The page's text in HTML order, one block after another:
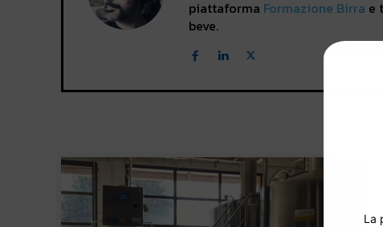
piattaforma Formazione Birra e
beve.
La